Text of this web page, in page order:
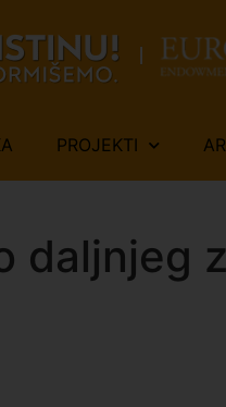
PROJEKTI
daljnjeg